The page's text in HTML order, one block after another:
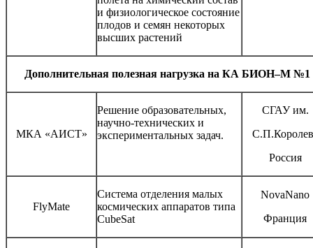
и физиологическое состояние
плодов и семян некоторых
высших растений
Дополнительная полезная нагрузка на КА БИОН–М №1
МКА «АИСТ»
Решение образовательных,
научно-технических и
экспериментальных задач.
СГАУ им.
Россия
FlyMate
Система отделения малых
космических аппаратов типа
CubeSat
NovaNano
Франция